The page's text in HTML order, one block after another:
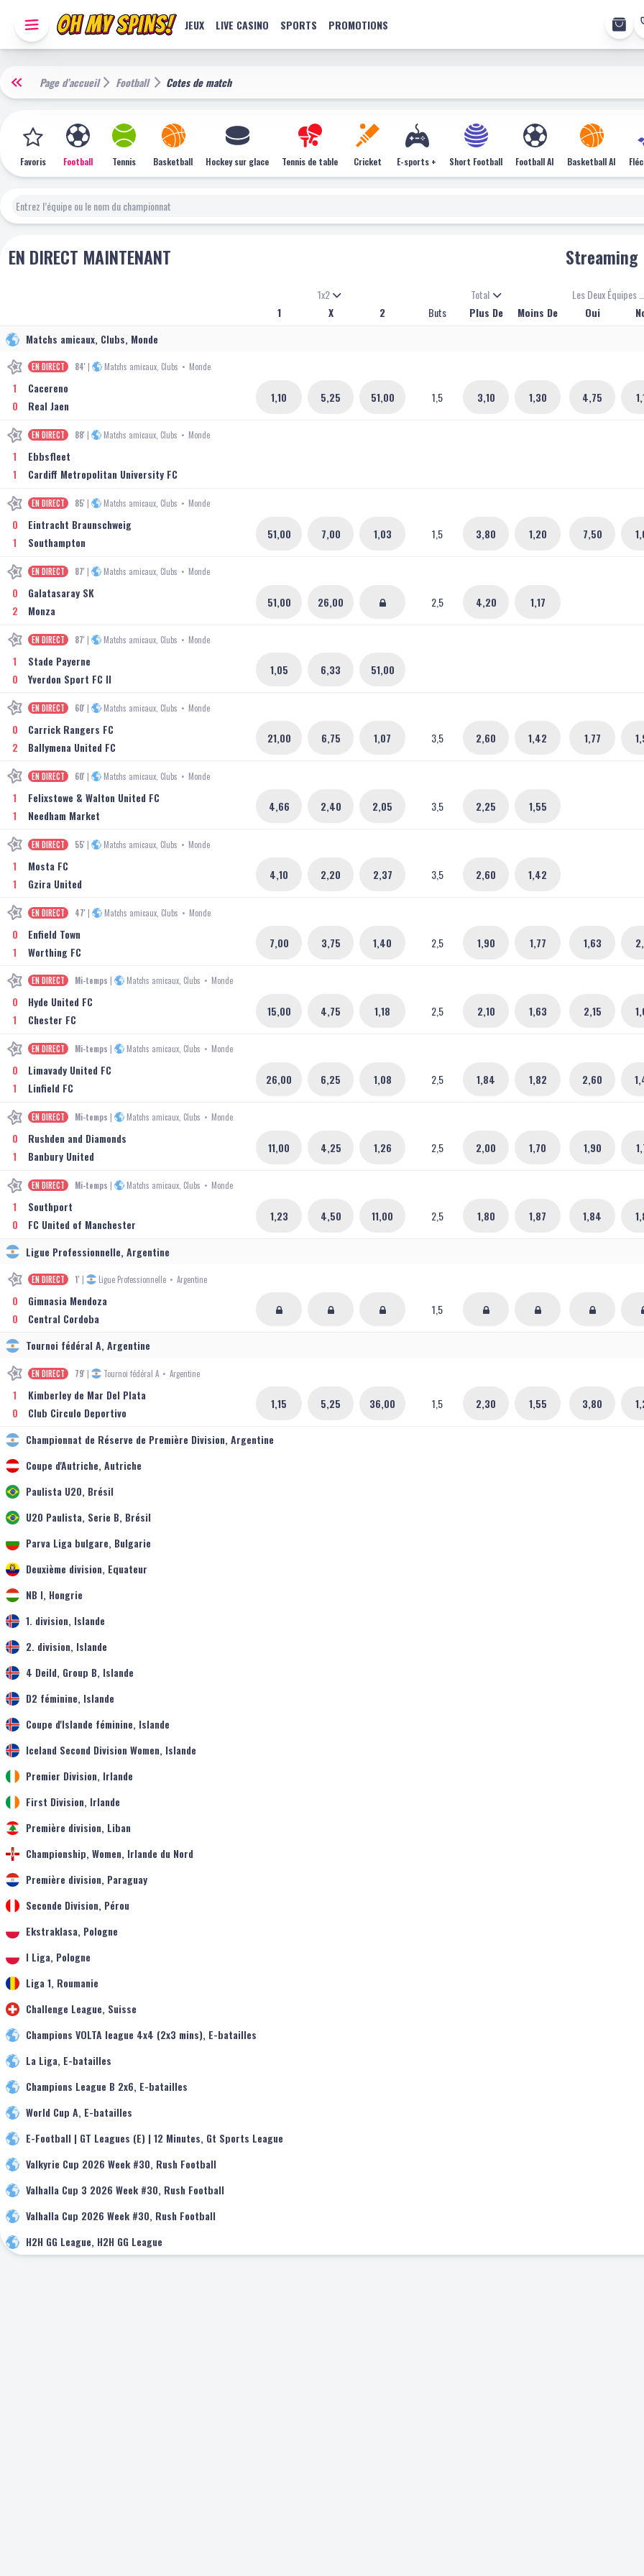
JEUX LIVE CASINO SPORTS PROMOTIONS
Page d’accueil Football Cotes de match
Favoris Football Tennis Basketball Hockey sur glace Tennis de table Cricket E-sports + Short Football Football AI Basketball AI
EN DIRECT MAINTENANT Streaming
1x2
1
X 2
Total
Buts
Plus De Moins De
Oui
Matchs amicaux, Clubs, Monde
EN DIRECT 84' | Matchs amicaux, Clubs • Monde
1
0
Cacereno
Real Jaen
1,10 5,25 51,00 1,5 3,10 1,30 4,75
EN DIRECT 88' | Matchs amicaux, Clubs • Monde
1
1
Ebbsfleet
Cardiff Metropolitan University FC
EN DIRECT 85' | Matchs amicaux, Clubs • Monde
0
1
Eintracht Braunschweig
Southampton
51,00 7,00 1,03 1,5 3,80 1,20 7,50
EN DIRECT 87' | Matchs amicaux, Clubs • Monde
0
2
Galatasaray SK
Monza
51,00 26,00 2,5 4,20 1,17
EN DIRECT 87' | Matchs amicaux, Clubs • Monde
1
0
Stade Payerne
Yverdon Sport FC II
1,05 6,33 51,00
EN DIRECT 60' | Matchs amicaux, Clubs • Monde
0
2
Carrick Rangers FC
Ballymena United FC
21,00 6,75 1,07 3,5 2,60 1,42 1,77
EN DIRECT 60' | Matchs amicaux, Clubs • Monde
1
1
Felixstowe & Walton United FC
Needham Market
4,66 2,40 2,05 3,5 2,25 1,55
EN DIRECT 55' | Matchs amicaux, Clubs • Monde
1
1
Mosta FC
Gzira United
4,10 2,20 2,37 3,5 2,60 1,42
EN DIRECT 47' | Matchs amicaux, Clubs • Monde
0
1
Enfield Town
Worthing FC
7,00 3,75 1,40 2,5 1,90 1,77 1,63
EN DIRECT Mi-temps | Matchs amicaux, Clubs • Monde
0
1
Hyde United FC
Chester FC
15,00 4,75 1,18 2,5 2,10 1,63 2,15
EN DIRECT Mi-temps | Matchs amicaux, Clubs • Monde
0
1
Limavady United FC
Linfield FC
26,00 6,25 1,08 2,5 1,84 1,82 2,60
EN DIRECT Mi-temps | Matchs amicaux, Clubs • Monde
0
1
Rushden and Diamonds
Banbury United
11,00 4,25 1,26 2,5 2,00 1,70 1,90
EN DIRECT Mi-temps | Matchs amicaux, Clubs • Monde
1
0
Southport
FC United of Manchester
1,23 4,50 11,00 2,5 1,80 1,87 1,84
Ligue Professionnelle, Argentine
EN DIRECT 1' | Ligue Professionnelle • Argentine
0
0
Gimnasia Mendoza
Central Cordoba
1,5
Tournoi fédéral A, Argentine
EN DIRECT 79' | Tournoi fédéral A • Argentine
1
0
Kimberley de Mar Del Plata
Club Circulo Deportivo
1,15 5,25 36,00 1,5 2,30 1,55 3,80
Championnat de Réserve de Première Division, Argentine
Coupe d'Autriche, Autriche
Paulista U20, Brésil
U20 Paulista, Serie B, Brésil
Parva Liga bulgare, Bulgarie
Deuxième division, Equateur
NB I, Hongrie
1. division, Islande
2. division, Islande
4 Deild, Group B, Islande
D2 féminine, Islande
Coupe d'Islande féminine, Islande
Iceland Second Division Women, Islande
Premier Division, Irlande
First Division, Irlande
Première division, Liban
Championship, Women, Irlande du Nord
Première division, Paraguay
Seconde Division, Pérou
Ekstraklasa, Pologne
I Liga, Pologne
Liga 1, Roumanie
Challenge League, Suisse
Champions VOLTA league 4x4 (2x3 mins), E-batailles
La Liga, E-batailles
Champions League B 2x6, E-batailles
World Cup A, E-batailles
E-Football | GT Leagues (E) | 12 Minutes, Gt Sports League
Valkyrie Cup 2026 Week #30, Rush Football
Valhalla Cup 3 2026 Week #30, Rush Football
Valhalla Cup 2026 Week #30, Rush Football
H2H GG League, H2H GG League